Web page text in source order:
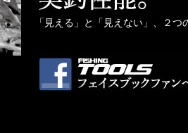
「見える」と「見えない」、２つ